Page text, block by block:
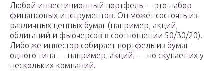
Любой инвестиционный портфель — это набор
финансовых инструментов. Он может состоять из
различных ценных бумаг (например, акций,
облигаций и фьючерсов в соотношении 50/30/20).
Либо же инвестор собирает портфель из бумаг
одного типа — например, акций, — но скупает их у
нескольких компаний.